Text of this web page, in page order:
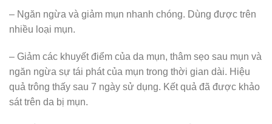
– Ngăn ngừa và giảm mụn nhanh chóng. Dùng được trên
nhiều loại mụn.
– Giảm các khuyết điểm của da mụn, thâm sẹo sau mụn và
ngăn ngừa sự tái phát của mụn trong thời gian dài. Hiệu
quả trông thấy sau 7 ngày sử dụng. Kết quả đã được khảo
sát trên da bị mụn.